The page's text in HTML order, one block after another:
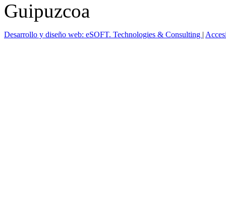
Guipuzcoa
Desarrollo y diseño web: eSOFT. Technologies & Consulting |